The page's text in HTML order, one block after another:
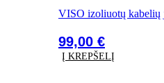
VISO izoliuotų kabelių
99,00 €
Į KREPŠELĮ